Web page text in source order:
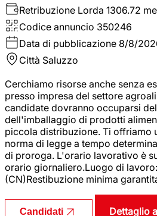
Retribuzione Lorda 1306.72
Codice annuncio 350246
Data di pubblicazione 8/8/
Città Saluzzo
Cerchiamo risorse anche senza
presso impresa del settore
candidate dovranno occuparsi
dell'imballaggio di prodotti
piccola distribuzione. Ti offriamo
norma di legge a tempo
di proroga. L'orario lavorativo è
orario giornaliero.Luogo di
(CN)Restibuzione minima
Candidati Dettaglio